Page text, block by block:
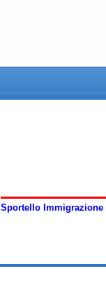
Sportello Immigrazione